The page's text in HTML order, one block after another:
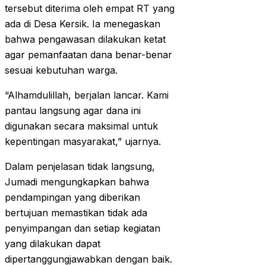
tersebut diterima oleh empat RT yang
ada di Desa Kersik. Ia menegaskan
bahwa pengawasan dilakukan ketat
agar pemanfaatan dana benar-benar
sesuai kebutuhan warga.
“Alhamdulillah, berjalan lancar. Kami
pantau langsung agar dana ini
digunakan secara maksimal untuk
kepentingan masyarakat,” ujarnya.
Dalam penjelasan tidak langsung,
Jumadi mengungkapkan bahwa
pendampingan yang diberikan
bertujuan memastikan tidak ada
penyimpangan dan setiap kegiatan
yang dilakukan dapat
dipertanggungjawabkan dengan baik.